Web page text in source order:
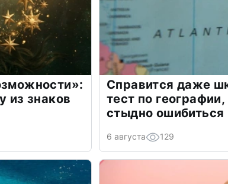
из знаков
Справится даже
тест по
стыдно ошибиться
6 августа 129